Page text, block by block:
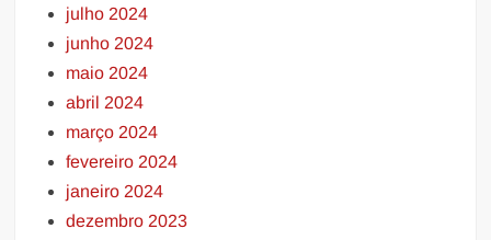
julho 2024
junho 2024
maio 2024
abril 2024
março 2024
fevereiro 2024
janeiro 2024
dezembro 2023